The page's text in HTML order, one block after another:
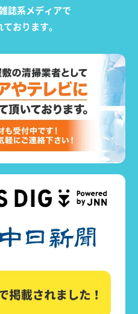
誌系メディアで
おります。